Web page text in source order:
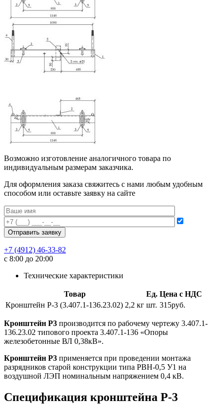
Возможно изготовление аналогичного товара по
индивидуальным размерам заказчика.
Для оформления заказа свяжитесь с нами любым удобным
способом или оставьте заявку на сайте
+7 (4912) 46-33-82
с 8:00 до 20:00
Технические характеристики
Товар Ед. Цена с НДС
Кронштейн Р-3 (3.407.1-136.23.02) 2,2 кг шт. 315руб.
Кронштейн Р3 производится по рабочему чертежу 3.407.1-
136.23.02 типового проекта 3.407.1-136 «Опоры
железобетонные ВЛ 0,38кВ».
Кронштейн Р3 применяется при проведении монтажа
разрядников старой конструкции типа РВН-0,5 У1 на
воздушной ЛЭП номинальным напряжением 0,4 кВ.
Спецификация кронштейна Р-3